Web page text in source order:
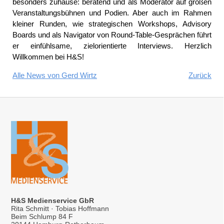
Veranstaltungsbühnen und Podien. Aber auch im Rahmen
kleiner Runden, wie strategischen Workshops, Advisory
Boards und als Navigator von Round-Table-Gesprächen führt
er einfühlsame, zielorientierte Interviews. Herzlich
Willkommen bei H&S!
Alle News von Gerd Wirtz Zurück
H&S Medienservice GbR
Rita Schmitt · Tobias Hoffmann
Beim Schlump 84 F